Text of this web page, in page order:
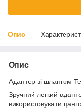
Опис
Опис
Адаптер зі шлангом
Зручний легкий
використовувати